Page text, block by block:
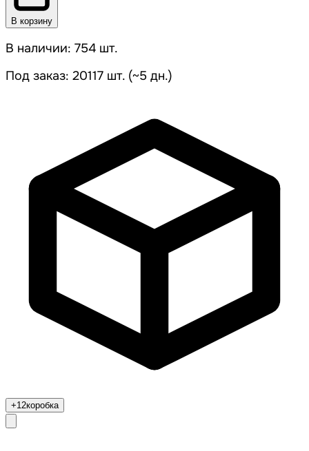
В корзину
В наличии: 754 шт.
Под заказ: 20117 шт. (~5 дн.)
+12коробка